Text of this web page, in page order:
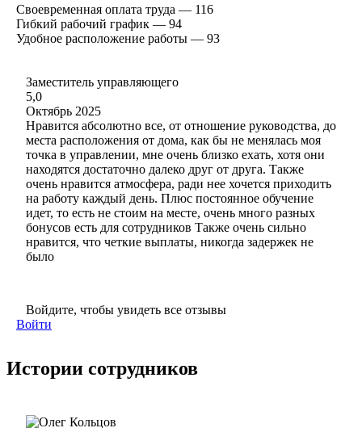
Своевременная оплата труда — 116
Гибкий рабочий график — 94
Удобное расположение работы — 93
Заместитель управляющего
5,0
Октябрь 2025
Нравится абсолютно все, от отношение руководства, до
места расположения от дома, как бы не менялась моя
точка в управлении, мне очень близко ехать, хотя они
находятся достаточно далеко друг от друга. Также
очень нравится атмосфера, ради нее хочется приходить
на работу каждый день. Плюс постоянное обучение
идет, то есть не стоим на месте, очень много разных
бонусов есть для сотрудников Также очень сильно
нравится, что четкие выплаты, никогда задержек не
было
Войдите, чтобы увидеть все отзывы
Войти
Истории сотрудников